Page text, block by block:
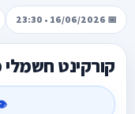
📅 16/06/2026 • 23:30
קורקינט